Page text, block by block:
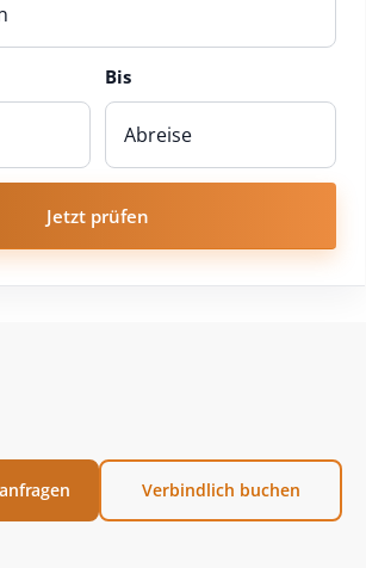
Bis
Jetzt prüfen
Verbindlich buchen